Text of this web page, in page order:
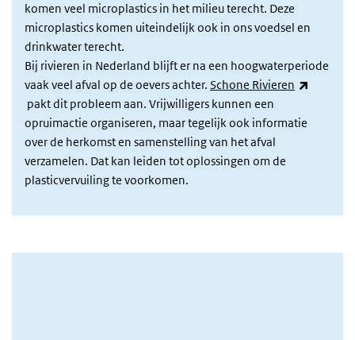
komen veel microplastics in het milieu terecht. Deze
microplastics komen uiteindelijk ook in ons voedsel en
drinkwater terecht.
Bij rivieren in Nederland blijft er na een hoogwaterperiode
vaak veel afval op de oevers achter. Schone Rivieren
pakt dit probleem aan. Vrijwilligers kunnen een
opruimactie organiseren, maar tegelijk ook informatie
over de herkomst en samenstelling van het afval
verzamelen. Dat kan leiden tot oplossingen om de
plasticvervuiling te voorkomen.